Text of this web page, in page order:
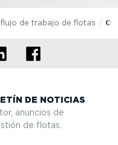
de trabajo de flotas
DE NOTICIAS
anuncios de
de flotas.